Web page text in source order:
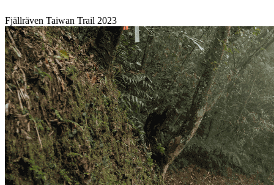
Fjällräven Taiwan Trail 2023